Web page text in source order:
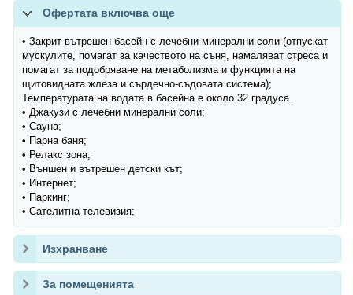
Офертата включва още
• Закрит вътрешен басейн с лечебни минерални соли (отпускат
мускулите, помагат за качеството на съня, намаляват стреса и
помагат за подобряване на метаболизма и функцията на
щитовидната жлеза и сърдечно-съдовата система);
Температурата на водата в басейна е около 32 градуса.
• Джакузи с лечебни минерални соли;
• Сауна;
• Парна баня;
• Релакс зона;
• Външен и вътрешен детски кът;
• Интернет;
• Паркинг;
• Сателитна телевизия;
Изхранване
За помещенията